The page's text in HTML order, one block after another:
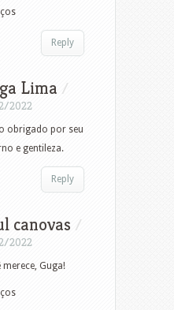
Reply
Lima /
2022
obrigado por seu
e gentileza.
Reply
canovas /
2022
merece, Guga!